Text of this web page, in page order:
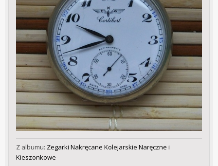
Z albumu: Zegarki Nakręcane Kolejarskie Naręczne i
Kieszonkowe